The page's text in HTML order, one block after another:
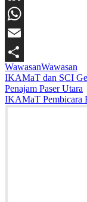
LinkedIn
WhatsApp
Email
Share
WawasanWawasan
Navigasi
pos
IKAMaT dan SCI
Penajam Paser Utara
IKAMaT Pembicara